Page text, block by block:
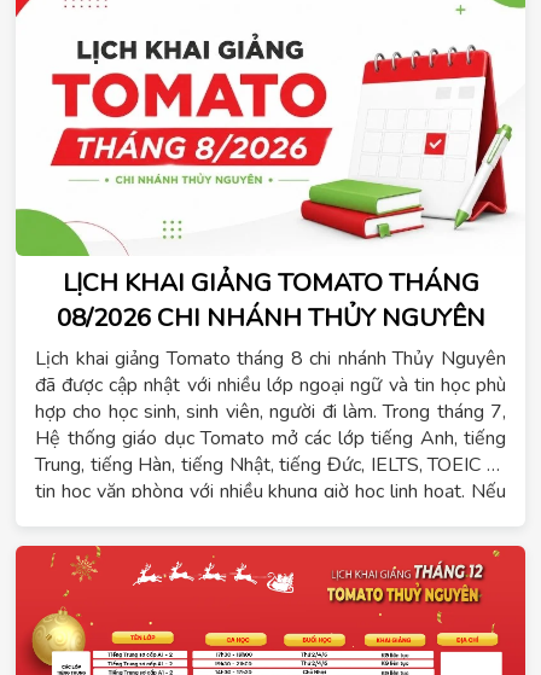
LỊCH KHAI GIẢNG TOMATO THÁNG
08/2026 CHI NHÁNH THỦY NGUYÊN
Lịch khai giảng Tomato tháng 8 chi nhánh Thủy Nguyên
đã được cập nhật với nhiều lớp ngoại ngữ và tin học phù
hợp cho học sinh, sinh viên, người đi làm. Trong tháng 7,
Hệ thống giáo dục Tomato mở các lớp tiếng Anh, tiếng
Trung, tiếng Hàn, tiếng Nhật, tiếng Đức, IELTS, TOEIC và
tin học văn phòng với nhiều khung giờ học linh hoạt. Nếu
tảng, luyện giao tiếp, ôn chứng chỉ hoặc chuẩn bị lộ trình
du học, xuất khẩu lao động, lịch khai giảng dưới đây sẽ
giúp bạn dễ dàng chọn được lớp phù hợp.